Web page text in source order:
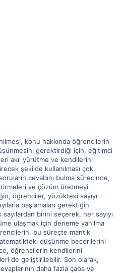
konu hakkında öğrencilerin
gerektirdiği için, eğitimci
akıl yürütme ve kendilerini
şekilde kullanılması çok
cevabını bulma sürecinde,
ve çözüm üretmeyi
öğrenciler, yüzükteki sayıyı
başlamaları gerektiğini
birini seçerek, her sayıyı
ulaşmak için deneme yanılma
bu süreçte mantık
düşünme becerilerini
öğrencilerin kendilerini
de geliştirilebilir. Son olarak,
daha fazla çaba ve